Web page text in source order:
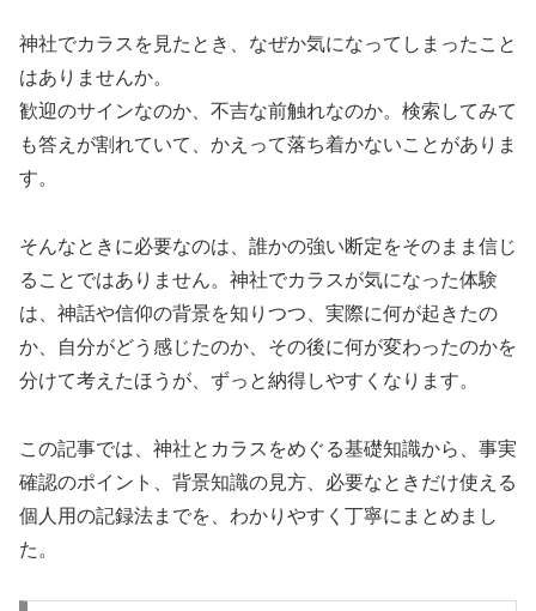
神社でカラスを見たとき、なぜか気になってしまったこと
はありませんか。
歓迎のサインなのか、不吉な前触れなのか。検索してみて
も答えが割れていて、かえって落ち着かないことがありま
す。
そんなときに必要なのは、誰かの強い断定をそのまま信じ
ることではありません。神社でカラスが気になった体験
は、神話や信仰の背景を知りつつ、実際に何が起きたの
か、自分がどう感じたのか、その後に何が変わったのかを
分けて考えたほうが、ずっと納得しやすくなります。
この記事では、神社とカラスをめぐる基礎知識から、事実
確認のポイント、背景知識の見方、必要なときだけ使える
個人用の記録法までを、わかりやすく丁寧にまとめまし
た。